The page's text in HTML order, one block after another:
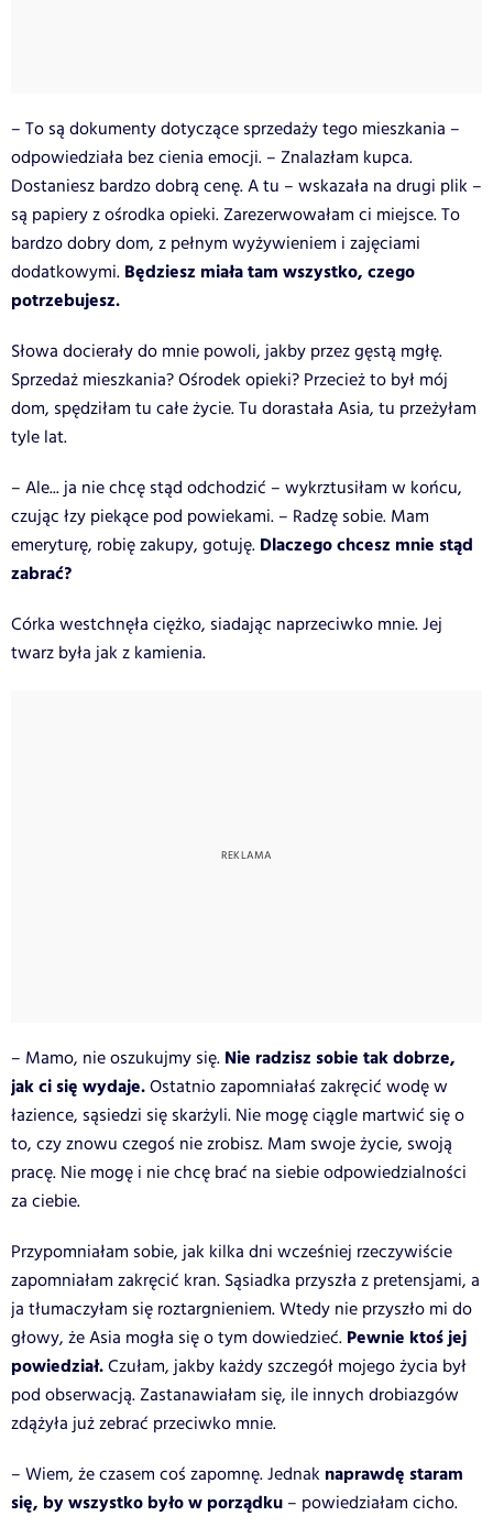
– To są dokumenty dotyczące sprzedaży tego mieszkania –
odpowiedziała bez cienia emocji. – Znalazłam kupca.
Dostaniesz bardzo dobrą cenę. A tu – wskazała na drugi plik –
są papiery z ośrodka opieki. Zarezerwowałam ci miejsce. To
bardzo dobry dom, z pełnym wyżywieniem i zajęciami
dodatkowymi. Będziesz miała tam wszystko, czego
potrzebujesz.
Słowa docierały do mnie powoli, jakby przez gęstą mgłę.
Sprzedaż mieszkania? Ośrodek opieki? Przecież to był mój
dom, spędziłam tu całe życie. Tu dorastała Asia, tu przeżyłam
tyle lat.
– Ale... ja nie chcę stąd odchodzić – wykrztusiłam w końcu,
czując łzy piekące pod powiekami. – Radzę sobie. Mam
emeryturę, robię zakupy, gotuję. Dlaczego chcesz mnie stąd
zabrać?
Córka westchnęła ciężko, siadając naprzeciwko mnie. Jej
twarz była jak z kamienia.
– Mamo, nie oszukujmy się. Nie radzisz sobie tak dobrze,
jak ci się wydaje.Ostatnio zapomniałaś zakręcić wodę w
łazience, sąsiedzi się skarżyli. Nie mogę ciągle martwić się o
to, czy znowu czegoś nie zrobisz. Mam swoje życie, swoją
pracę. Nie mogę i nie chcę brać na siebie odpowiedzialności
za ciebie.
Przypomniałam sobie, jak kilka dni wcześniej rzeczywiście
zapomniałam zakręcić kran. Sąsiadka przyszła z pretensjami, a
ja tłumaczyłam się roztargnieniem. Wtedy nie przyszło mi do
głowy, że Asia mogła się o tym dowiedzieć. Pewnie ktoś jej
powiedział.Czułam, jakby każdy szczegół mojego życia był
pod obserwacją. Zastanawiałam się, ile innych drobiazgów
zdążyła już zebrać przeciwko mnie.
– Wiem, że czasem coś zapomnę. Jednak naprawdę staram
się, by wszystko było w porządku – powiedziałam cicho.